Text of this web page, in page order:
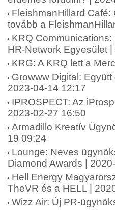
FleishmanHillard
tovább a
KRQ
HR-Network Egyesület
KRG: A KRQ lett a
Growww Digital:
2023-04-14 12:17
IPROSPECT: Az
2023-02-27 16:50
Armadillo Kreatív
19 09:24
Lounge: Neves
Diamond Awards |
Hell Energy
TheVR és a HELL |
Wizz Air: Új PR-